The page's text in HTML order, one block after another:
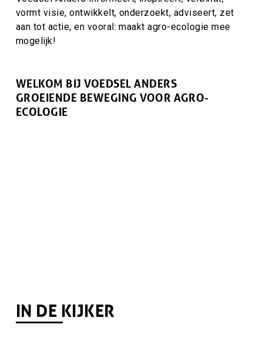
vormt visie, ontwikkelt, onderzoekt, adviseert, zet
aan tot actie, en vooral: maakt agro-ecologie mee
mogelijk!
WELKOM BIJ VOEDSEL ANDERS
GROEIENDE BEWEGING VOOR AGRO-
ECOLOGIE
IN DE KIJKER